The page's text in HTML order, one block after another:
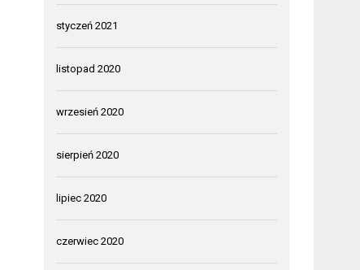
styczeń 2021
listopad 2020
wrzesień 2020
sierpień 2020
lipiec 2020
czerwiec 2020